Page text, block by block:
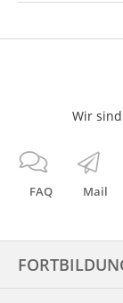
FAQ Mail
Wir